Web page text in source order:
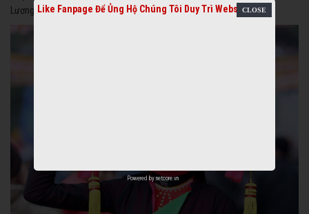
Lương Cổ Mới Nhất.
Like Fanpage Để Ủng Hộ Chúng Tôi Duy Trì Website
Powered by netcore.vn